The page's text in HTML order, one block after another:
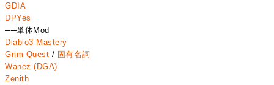
GDIA
DPYes
──単体Mod
Diablo3 Mastery
Grim Quest / 固有名詞
Wanez (DGA)
Zenith